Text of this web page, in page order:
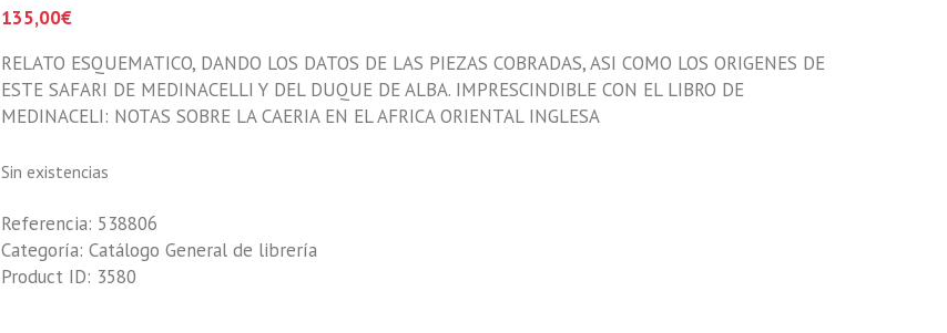
135,00€
RELATO ESQUEMATICO, DANDO LOS DATOS DE LAS PIEZAS COBRADAS, ASI COMO LOS ORIGENES DE
ESTE SAFARI DE MEDINACELLI Y DEL DUQUE DE ALBA. IMPRESCINDIBLE CON EL LIBRO DE
MEDINACELI: NOTAS SOBRE LA CAERIA EN EL AFRICA ORIENTAL INGLESA
Sin existencias
Referencia: 538806
Categoría: Catálogo General de librería
Product ID: 3580